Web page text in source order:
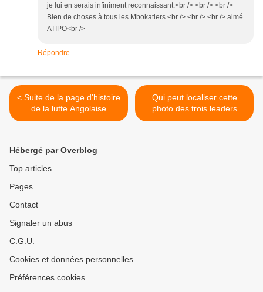
je lui en serais infiniment reconnaissant.<br /> <br /> <br />
Bien de choses à tous les Mbokatiers.<br /> <br /> <br /> aimé
ATIPO<br />
Répondre
< Suite de la page d'histoire
de la lutte Angolaise
Qui peut localiser cette
photo des trois leaders
Angolais ? >
Hébergé par Overblog
Top articles
Pages
Contact
Signaler un abus
C.G.U.
Cookies et données personnelles
Préférences cookies